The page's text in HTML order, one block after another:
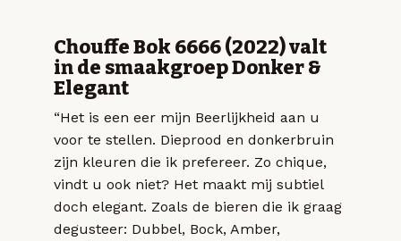
Chouffe Bok 6666 (2022) valt
in de smaakgroep Donker &
Elegant
“Het is een eer mijn Beerlijkheid aan u
voor te stellen. Dieprood en donkerbruin
zijn kleuren die ik prefereer. Zo chique,
vindt u ook niet? Het maakt mij subtiel
doch elegant. Zoals de bieren die ik graag
degusteer: Dubbel, Bock, Amber,